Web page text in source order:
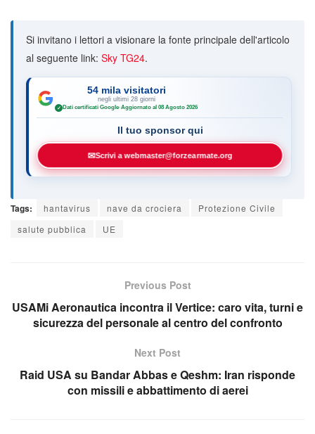
Si invitano i lettori a visionare la fonte principale dell'articolo
al seguente link: Sky TG24.
54 mila visitatori
negli ultimi 28 giorni
✓ Dati certificati Google·Aggiornato al 08 Agosto 2026
Il tuo sponsor qui
✉Scrivi a webmaster@forzearmate.org
Tags: hantavirus nave da crociera
Protezione Civile
salute pubblica
UE
Previous Post
USAMi Aeronautica incontra il Vertice: caro vita, turni e
sicurezza del personale al centro del confronto
Next Post
Raid USA su Bandar Abbas e Qeshm: Iran risponde
con missili e abbattimento di aerei